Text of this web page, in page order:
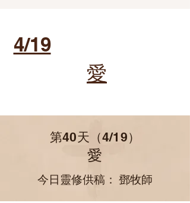
4/19
愛
第40天（4/19）
愛
​今日靈修供稿： 鄧牧師